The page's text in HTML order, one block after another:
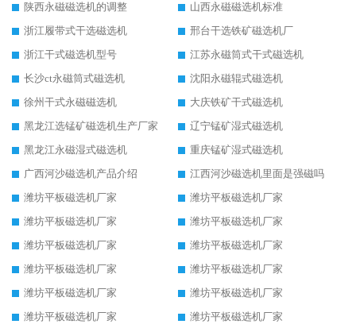
陕西永磁磁选机的调整
山西永磁磁选机标准
浙江履带式干选磁选机
邢台干选铁矿磁选机厂
浙江干式磁选机型号
江苏永磁筒式干式磁选机
长沙ct永磁筒式磁选机
沈阳永磁辊式磁选机
徐州干式永磁磁选机
大庆铁矿干式磁选机
黑龙江选锰矿磁选机生产厂家
辽宁锰矿湿式磁选机
黑龙江永磁湿式磁选机
重庆锰矿湿式磁选机
广西河沙磁选机产品介绍
江西河沙磁选机里面是强磁吗
潍坊平板磁选机厂家
潍坊平板磁选机厂家
潍坊平板磁选机厂家
潍坊平板磁选机厂家
潍坊平板磁选机厂家
潍坊平板磁选机厂家
潍坊平板磁选机厂家
潍坊平板磁选机厂家
潍坊平板磁选机厂家
潍坊平板磁选机厂家
潍坊平板磁选机厂家
潍坊平板磁选机厂家